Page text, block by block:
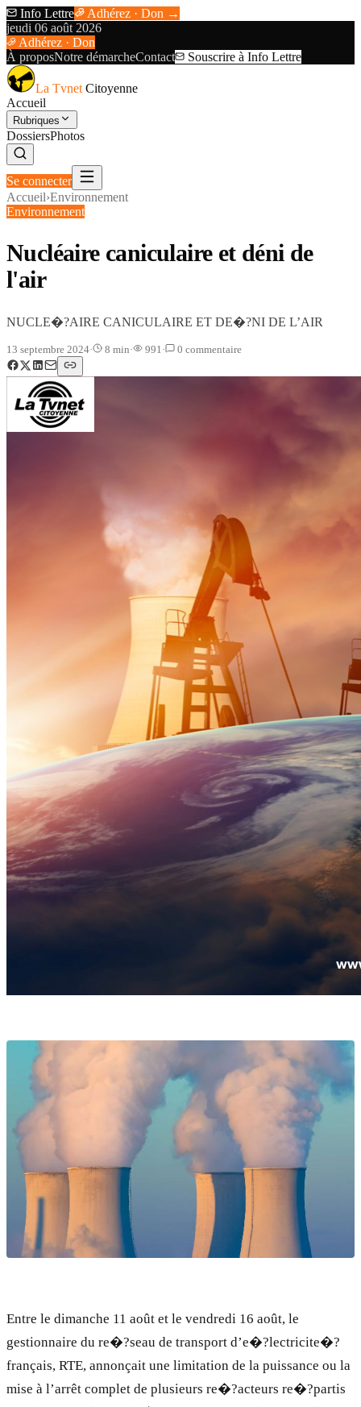
Info Lettre
Adhérez · Don →
jeudi 06 août 2026
Adhérez · Don
À proposNotre démarcheContact Souscrire à Info Lettre
La Tvnet Citoyenne
Accueil
Rubriques
DossiersPhotos
Se connecter
Accueil›Environnement
Environnement
Nucléaire caniculaire et déni de
l'air
NUCLE�?AIRE CANICULAIRE ET DE�?NI DE L’AIR
13 septembre 2024· 8 min· 991 · 0 commentaire
Entre le dimanche 11 août et le vendredi 16 août, le
gestionnaire du re�?seau de transport d’e�?lectricite�?
français, RTE, annonçait une limitation de la puissance ou la
mise à l’arrêt complet de plusieurs re�?acteurs re�?partis